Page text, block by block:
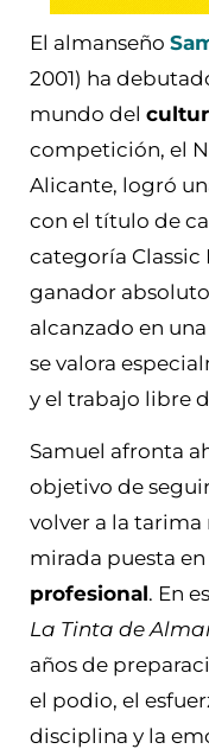
El almanseño
2001) ha
mundo del
competición, el
Alicante, logró
con el título de
categoría Classic
ganador
alcanzado en una
se valora
y el trabajo libre
Samuel afronta
objetivo de
volver a la tarima
mirada puesta en
profesional. En
La Tinta de
años de
el podio, el
disciplina y la